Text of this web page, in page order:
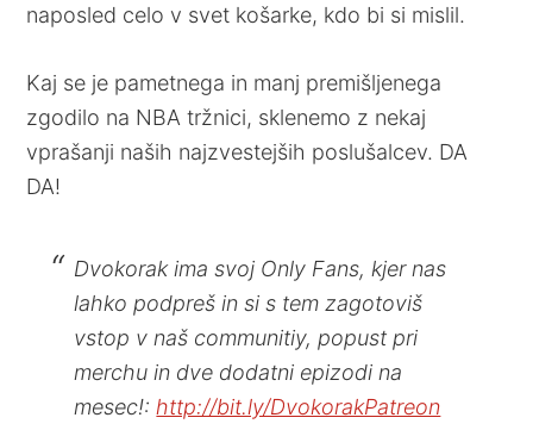
naposled celo v svet košarke, kdo bi si mislil.
Kaj se je pametnega in manj premišljenega
zgodilo na NBA tržnici, sklenemo z nekaj
vprašanji naših najzvestejših poslušalcev. DA
DA!
Dvokorak ima svoj Only Fans, kjer nas
lahko podpreš in si s tem zagotoviš
vstop v naš communitiy, popust pri
merchu in dve dodatni epizodi na
mesec!: http://bit.ly/DvokorakPatreon